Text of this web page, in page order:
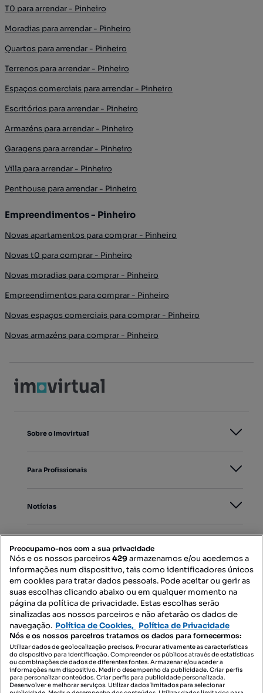
T0 para arrendar - Pinheiro
Moradias para arrendar - Pinheiro
Quartos para arrendar - Pinheiro
Terrenos para arrendar - Pinheiro
Espaços comerciais para arrendar - Pinheiro
Escritórios para arrendar - Pinheiro
Armazéns para arrendar - Pinheiro
Garagens para arrendar - Pinheiro
Villa para arrendar - Pinheiro
Penthouse para arrendar - Pinheiro
Empreendimentos - Pinheiro
Novas apartamentos para comprar - Pinheiro
Novas t0 para comprar - Pinheiro
Novas moradias para comprar - Pinheiro
Empreendimentos para comprar - Pinheiro
Novas espaços comerciais para comprar - Pinheiro
Novas armazéns para comprar - Pinheiro
Sobre o Imovirtual
Para Profissionais
Notícias
Mapa do Site
Contacte-nos
SIGA-NOS:
Preocupamo-nos com a sua privacidade
Nós e os nossos parceiros429armazenamos e/ou acedemos a
informações num dispositivo, tais como identificadores únicos
em cookies para tratar dados pessoais. Pode aceitar ou gerir as
suas escolhas clicando abaixo ou em qualquer momento na
página da política de privacidade. Estas escolhas serão
sinalizadas aos nossos parceiros e não afetarão os dados de
navegação. Política de Cookies, Política de Privacidade
Nós e os nossos parceiros tratamos os dados para fornecermos:
Utilizar dados de geolocalização precisos. Procurar ativamente as características
do dispositivo para identificação. Compreender os públicos através de estatísticas
ou combinações de dados de diferentes fontes. Armazenar e/ou aceder a
informações num dispositivo. Medir o desempenho da publicidade. Criar perfis
para personalizar conteúdos. Criar perfis para publicidade personalizada.
Desenvolver e melhorar serviços. Utilizar dados limitados para selecionar